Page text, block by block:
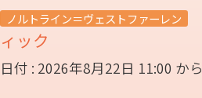
ノルトライン＝ヴェストファーレン
ィック
日付 : 2026年8月22日 11:00 から